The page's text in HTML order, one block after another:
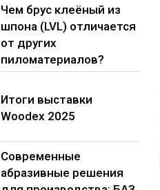
Чем брус клеёный из
шпона (LVL) отличается
от других
пиломатериалов?
Итоги выставки
Woodex 2025
Современные
абразивные решения